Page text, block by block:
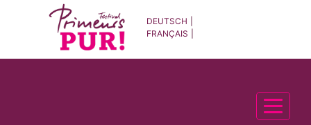
DEUTSCH
FRANÇAIS